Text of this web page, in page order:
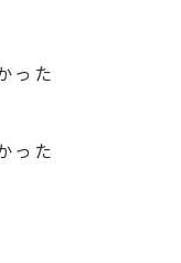
った
った